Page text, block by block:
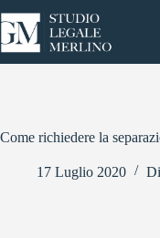
al
contenuto
Come richiedere la
17 Luglio 2020